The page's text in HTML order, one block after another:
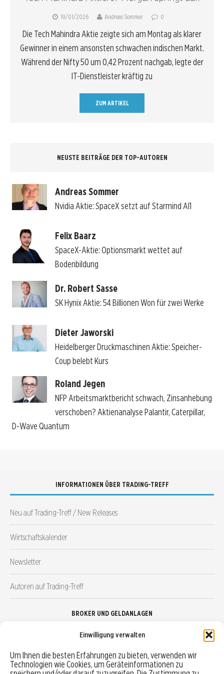
Einwilligung verwalten
Um Ihnen die besten Erfahrungen zu bieten, verwenden wir
Technologien wie Cookies, um Geräteinformationen zu
19/01/2026 Andreas Sommer 0
Die Tech Mahindra Aktie zeigte sich am Montag als klarer
Gewinner in einem ansonsten schwachen indischen Markt.
Während der Nifty 50 um 0,42 Prozent nachgab, legte der
IT-Dienstleister kräftig zu
ZUM ARTIKEL
NEUSTE BEITRÄGE DER TOP-AUTOREN
Andreas Sommer
Nvidia Aktie: SpaceX setzt auf Starmind AI1
Felix Baarz
SpaceX-Aktie: Optionsmarkt wettet auf
Bodenbildung
Dr. Robert Sasse
SK Hynix Aktie: 54 Billionen Won für zwei Werke
Dieter Jaworski
Heidelberger Druckmaschinen Aktie: Speicher-
Coup belebt Kurs
Roland Jegen
NFP Arbeitsmarktbericht schwach, Zinsanhebung
verschoben? Aktienanalyse Palantir, Caterpillar,
D-Wave Quantum
INFORMATIONEN ÜBER TRADING-TREFF
Neu auf Trading-Treff / New Releases
Wirtschaftskalender
Newsletter
Autoren auf Trading-Treff
BROKER UND GELDANLAGEN
Robo-Advisor vergleichen